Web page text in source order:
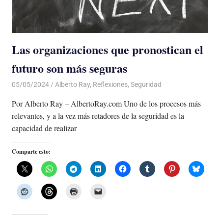
Las organizaciones que pronostican el
futuro son más seguras
05/05/2024 De todo un Poco
Alberto Ray, Reflexiones, Seguridad
Por Alberto Ray – AlbertoRay.com Uno de los procesos más
relevantes, y a la vez más retadores de la seguridad es la
capacidad de realizar
Comparte esto: